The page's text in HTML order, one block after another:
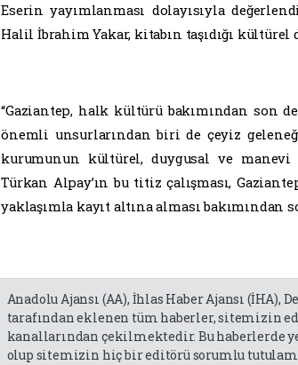
Eserin yayımlanması dolayısıyla
Halil İbrahim Yakar, kitabın taşıdığı
“Gaziantep, halk kültürü bakımından son
önemli unsurlarından biri de çeyiz
kurumunun kültürel, duygusal ve manevi
Türkan Alpay’ın bu titiz çalışması,
yaklaşımla kayıt altına alması bakımından
Anadolu Ajansı (AA), İhlas Haber Ajansı (İHA),
tarafından eklenen tüm haberler, sitemizin
kanallarından çekilmektedir. Bu haberlerde
olup sitemizin hiç bir editörü sorumlu